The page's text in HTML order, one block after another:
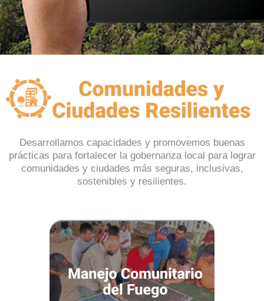
Desarrollamos capacidades y promovemos buenas
prácticas para fortalecer la gobernanza local para lograr
comunidades y ciudades más seguras, inclusivas,
sostenibles y resilientes.